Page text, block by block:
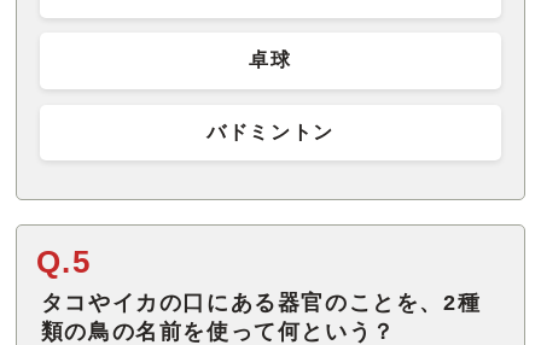
卓球
バドミントン
Q.5
タコやイカの口にある器官のことを、2種
類の鳥の名前を使って何という？